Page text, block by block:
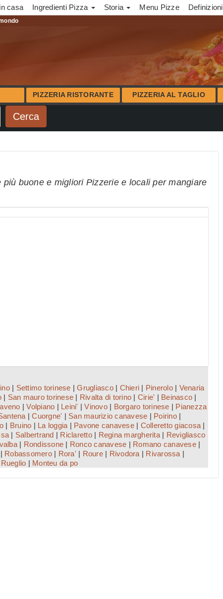
casa Ingredienti Pizza Storia Menu Pizze Definizioni
PIZZERIA RISTORANTE PIZZERIA AL TAGLIO
buone e migliori Pizzerie e locali per mangiare
| Settimo torinese |Grugliasco| Chieri | Pinerolo| Venaria
| San mauro torinese | Rivalta di torino | Cirie' | Beinasco |
|Volpiano | Leini' |Vinovo| Borgaro torinese | Pianezza
|Cuorgne' | San maurizio canavese | Poirino|
| Bruino | La loggia | Pavone canavese| Colleretto giacosa |
| Salbertrand | Riclaretto| Regina margherita| Revigliasco
| Rondissone | Ronco canavese | Romano canavese|
| Robassomero| Rora' | Roure| Rivodora | Rivarossa |
Rueglio | Monteu da po